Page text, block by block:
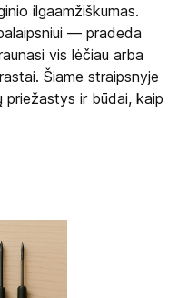
ilgaamžiškumas.
— pradeda
vis lėčiau arba
Šiame straipsnyje
priežastys ir būdai, kaip